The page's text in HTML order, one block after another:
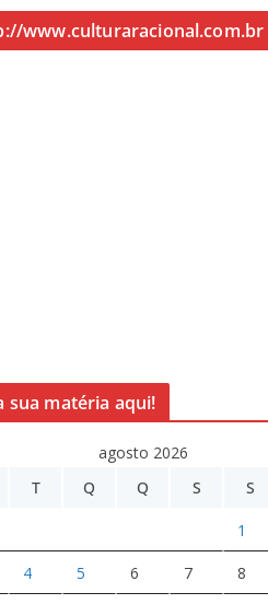
www.culturaracional.com.br
sua matéria aqui!
agosto 2026
T Q Q S S
1
4 5 6 7 8